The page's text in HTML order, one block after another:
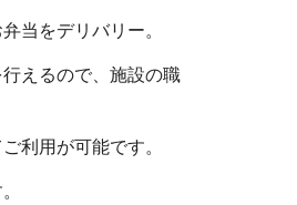
当をデリバリー。
えるので、施設の職
利用が可能です。